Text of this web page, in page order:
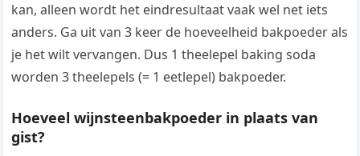
kan, alleen wordt het eindresultaat vaak wel net iets
anders. Ga uit van 3 keer de hoeveelheid bakpoeder als
je het wilt vervangen. Dus 1 theelepel baking soda
worden 3 theelepels (= 1 eetlepel) bakpoeder.
Hoeveel wijnsteenbakpoeder in plaats van
gist?